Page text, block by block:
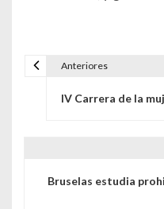
Anteriores
IV Carrera de la
Bruselas estudia